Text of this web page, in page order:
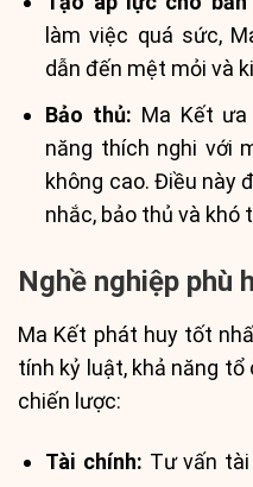
làm việc quá sức,
dẫn đến mệt mỏi và
Bảo thủ: Ma Kết
năng thích nghi với
không cao. Điều này
nhắc, bảo thủ và khó
Nghề nghiệp phù
Ma Kết phát huy tốt
tính kỷ luật, khả năng
chiến lược:
Tài chính: Tư vấn tài